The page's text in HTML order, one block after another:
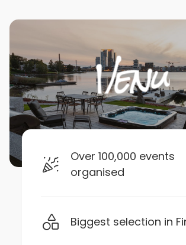
Over 100,000 events
organised
Biggest selection in